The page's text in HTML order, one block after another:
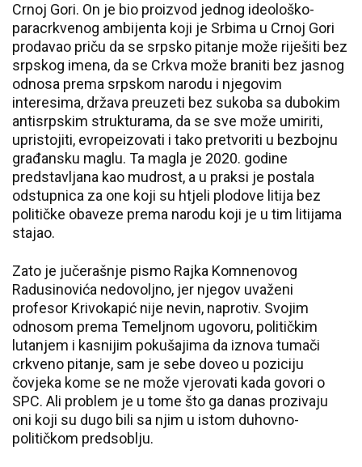
Crnoj Gori. On je bio proizvod jednog ideološko-
paracrkvenog ambijenta koji je Srbima u Crnoj Gori
prodavao priču da se srpsko pitanje može riješiti bez
srpskog imena, da se Crkva može braniti bez jasnog
odnosa prema srpskom narodu i njegovim
interesima, država preuzeti bez sukoba sa dubokim
antisrpskim strukturama, da se sve može umiriti,
upristojiti, evropeizovati i tako pretvoriti u bezbojnu
građansku maglu. Ta magla je 2020. godine
predstavljana kao mudrost, a u praksi je postala
odstupnica za one koji su htjeli plodove litija bez
političke obaveze prema narodu koji je u tim litijama
stajao.
Zato je jučerašnje pismo Rajka Komnenovog
Radusinovića nedovoljno, jer njegov uvaženi
profesor Krivokapić nije nevin, naprotiv. Svojim
odnosom prema Temeljnom ugovoru, političkim
lutanjem i kasnijim pokušajima da iznova tumači
crkveno pitanje, sam je sebe doveo u poziciju
čovjeka kome se ne može vjerovati kada govori o
SPC. Ali problem je u tome što ga danas prozivaju
oni koji su dugo bili sa njim u istom duhovno-
političkom predsoblju.